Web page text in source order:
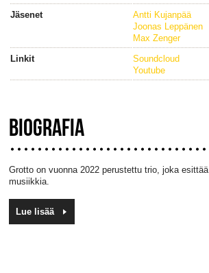
Jäsenet
Antti Kujanpää
Joonas Leppänen
Max Zenger
Linkit
Soundcloud
Youtube
BIOGRAFIA
Grotto on vuonna 2022 perustettu trio, joka esittää
musiikkia.
Lue lisää